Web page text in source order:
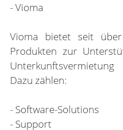
- Vioma
Vioma bietet seit
Produkten zur
Dazu zählen:
- Software-Solutions
- Support